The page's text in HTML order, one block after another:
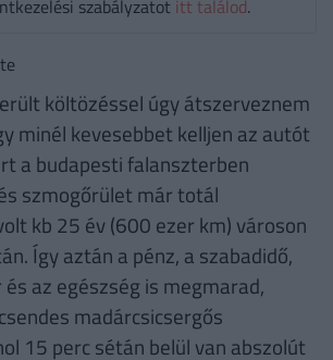
szabályzatot itt találod.
költözéssel úgy átszerveznem
minél kevesebbet kelljen az autót
a budapesti falanszterben
szmogőrület már totál
kb 25 év (600 ezer km) városon
Így aztán a pénz, a szabadidő,
az egészség is megmarad,
madárcsicsergős
15 perc sétán belül van abszolút